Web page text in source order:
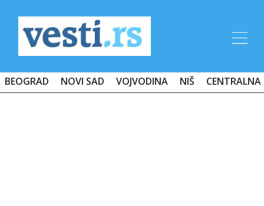
BEOGRAD NOVI SAD VOJVODINA NIŠ CENTRALNA